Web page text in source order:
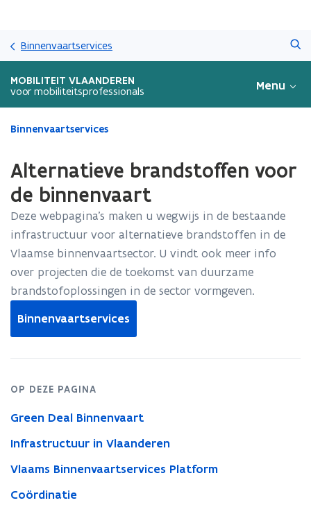
Binnenvaartservices
MOBILITEIT VLAANDEREN
voor mobiliteitsprofessionals Menu
Gedaan
bevindt
zich
op:
Alternatieve
voor
de
binnenvaart
Binnenvaartservices
Alternatieve brandstoffen voor
de binnenvaart
Deze webpagina’s maken u wegwijs in de bestaande
infrastructuur voor alternatieve brandstoffen in de
Vlaamse binnenvaartsector. U vindt ook meer info
over projecten die de toekomst van duurzame
brandstofoplossingen in de sector vormgeven.
Binnenvaartservices
OP DEZE PAGINA
Green Deal Binnenvaart
Infrastructuur in Vlaanderen
Vlaams Binnenvaartservices Platform
Coördinatie